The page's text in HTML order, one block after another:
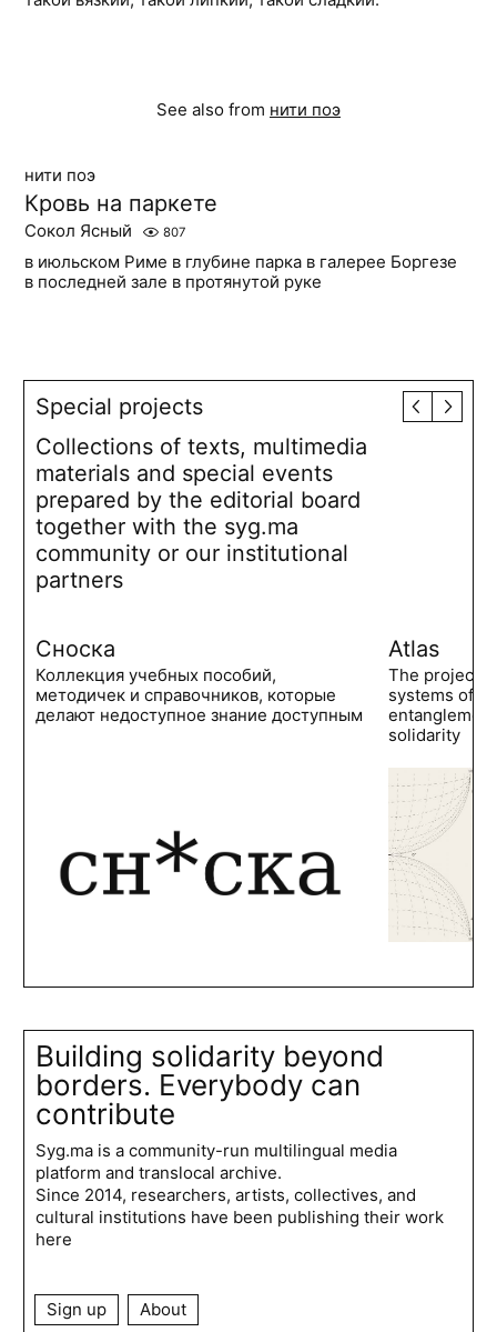
See also from нити поэ
нити поэ
Кровь на паркете
Сокол Ясный 807
в июльском Риме в глубине парка в галерее Боргезе
в последней зале в протянутой руке
Special projects
Collections of texts, multimedia
materials and special events
prepared by the editorial board
together with the syg.ma
community or our institutional
partners
Сноска
Коллекция учебных пособий,
методичек и справочников, которые
делают недоступное знание доступным
Atlas
The project
systems of
solidarity
Building solidarity beyond
borders. Everybody can
contribute
Syg.ma is a community-run multilingual media
platform and translocal archive.
Since 2014, researchers, artists, collectives, and
cultural institutions have been publishing their work
here
Sign up About